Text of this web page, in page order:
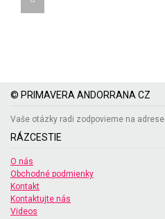
© PRIMAVERA ANDORRANA CZ
Vaše otázky radi zodpovieme na adrese
RÁZCESTIE
O nás
Obchodné podmienky
Kontakt
Kontaktujte nás
Videos